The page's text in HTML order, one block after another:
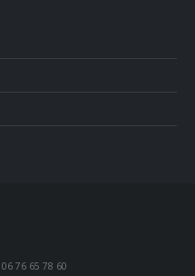
06 76 65 78 60